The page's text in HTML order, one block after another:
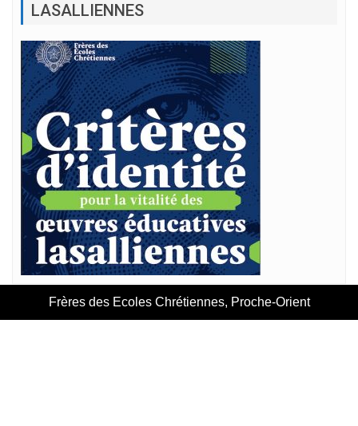
LASALLIENNES
Frères des Ecoles Chrétiennes, Proche-Orient